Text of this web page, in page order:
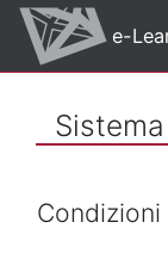
Vai al contenuto
e-
Sistema